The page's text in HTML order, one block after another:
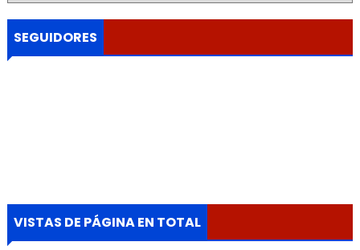
SEGUIDORES
VISTAS DE PÁGINA EN TOTAL